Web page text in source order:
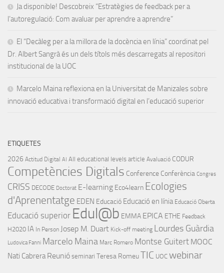
Ja disponible! Descobreix “Estratègies de feedback per a
l’autoregulació: Com avaluar per aprendre a aprendre”
El “Decàleg per a la millora de la docència en línia” coordinat pel
Dr. Albert Sangrà és un dels títols més descarregats al repositori
institucional de la UOC
Marcelo Maina reflexiona en la Universitat de Manizales sobre
innovació educativa i transformació digital en l’educació superior
ETIQUETES
2026 Actitud Digital AI All educational levels article Avaluació CODUR
Competències Digitals Conference Conferència Congres
CRISS DECODE Doctorat E-learning Eco4learn Ecologies
d'Aprenentatge EDEN Educació Educació en línia Educació Oberta
Educació superior Edul@b EMMA EPICA ETHE Feedback
H2020 IA In Person Josep M. Duart Kick-off meeting Lourdes Guàrdia
Ludovica Fanni Marcelo Maina Marc Romero Montse Guitert MOOC
Nati Cabrera Reunió seminari Teresa RomeuTIC UOC webinar